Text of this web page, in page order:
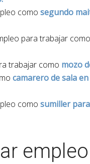
como segundo
para trabajar como
trabajar como mozo
camarero de sala
como sumiller